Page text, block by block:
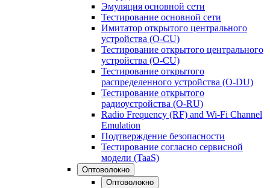
Эмуляция основной сети
Тестирование основной сети
Имитатор открытого центрального
устройства (O-CU)
Тестирование открытого центрального
устройства (O-CU)
Тестирование открытого
распределенного устройства (O-DU)
Тестирование открытого
радиоустройства (O-RU)
Radio Frequency (RF) and Wi-Fi Channel
Emulation
Подтверждение безопасности
Тестирование согласно сервисной
модели (TaaS)
Оптоволокно
Оптоволокно